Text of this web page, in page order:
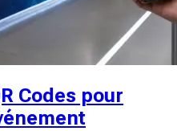
Codes pour